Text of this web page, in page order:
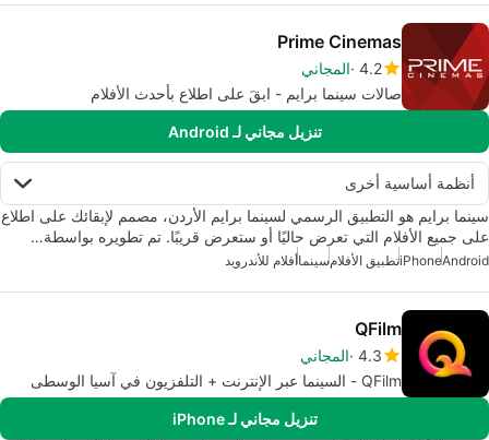
Prime Cinemas
4.2 المجاني
صالات سينما برايم - ابقَ على اطلاع بأحدث الأفلام
تنزيل مجاني لـ Android
أنظمة أساسية أخرى
سينما برايم هو التطبيق الرسمي لسينما برايم الأردن، مصمم لإبقائك على اطلاع
على جميع الأفلام التي تعرض حاليًا أو ستعرض قريبًا. تم تطويره بواسطة…
Android
iPhoneتطبيق الأفلامسينماأفلام للأندرويد
QFilm
4.3 المجاني
QFilm - السينما عبر الإنترنت + التلفزيون في آسيا الوسطى
تنزيل مجاني لـ iPhone